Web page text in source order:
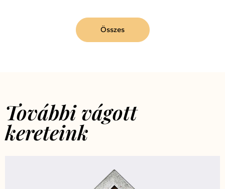
Összes
További vágott
kereteink